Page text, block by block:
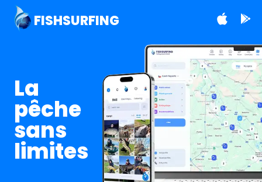
FISHSURFING
La
pêche
sans
limites